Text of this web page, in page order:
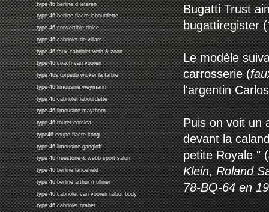
type 46 berline d ieteren
type 46 berline fiacre labourdette
type 46 convertible dolce
type 46 cabriolet de villars
type 46 faux cabriolet veth & zoon
type 46 coach van vooren
type 46s torpedo wicker la farbie
type 46 limousine weymann
type 46 cabriolet labourdette
type 46 limousine maythorn
type 46 tourer corsica
type46 coupe fiacre kong
type 46 limousine gangloff
type 46 freestone & webb sport salon
type 46 berline lancefield
type 46 berline arthur mulliner
type 46 cabriolet van vooren talbot body
type 46 cabriolet graber
Bugatti Trust
bugattiregister
Le modèle
carrosserie (
l'argentin
Puis on voit un
devant la
petite Royale " (
Klein, Roland
78-BQ-64 en